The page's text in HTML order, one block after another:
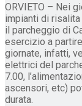
ORVIETO – Nei
impianti di
il parcheggio di
esercizio a
giornate, infatti,
elettrici del
7.00,
ascensori, etc)
durata.